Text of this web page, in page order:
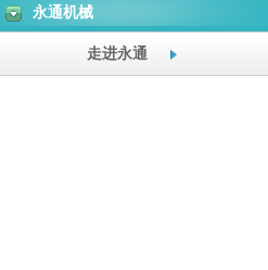
永通机械
走进永通